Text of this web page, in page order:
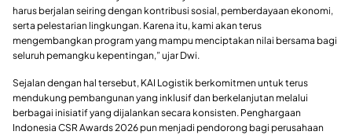
harus berjalan seiring dengan kontribusi sosial, pemberdayaan ekonomi,
serta pelestarian lingkungan. Karena itu, kami akan terus
mengembangkan program yang mampu menciptakan nilai bersama bagi
seluruh pemangku kepentingan,” ujar Dwi.
Sejalan dengan hal tersebut, KAI Logistik berkomitmen untuk terus
mendukung pembangunan yang inklusif dan berkelanjutan melalui
berbagai inisiatif yang dijalankan secara konsisten. Penghargaan
Indonesia CSR Awards 2026 pun menjadi pendorong bagi perusahaan